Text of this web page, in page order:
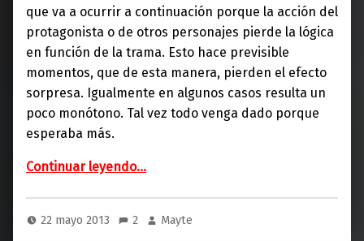
que va a ocurrir a continuación porque la acción del
protagonista o de otros personajes pierde la lógica
en función de la trama. Esto hace previsible
momentos, que de esta manera, pierden el efecto
sorpresa. Igualmente en algunos casos resulta un
poco monótono. Tal vez todo venga dado porque
esperaba más.
Continuar leyendo…
22 mayo 2013 2 Mayte